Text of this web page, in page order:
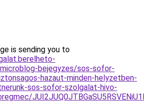
is sending you to
bejegyzes/sos-sofor-
hazaut-minden-helyzetben-
sos-sofor-szolgalat-hivo-